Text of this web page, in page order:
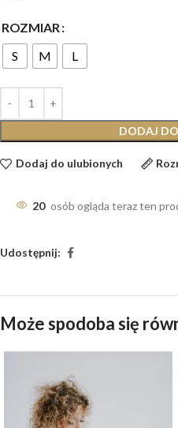
ROZMIAR
S
M L
DODAJ
Dodaj do ulubionych
20 osób ogląda teraz ten
Udostępnij:
Może spodoba się